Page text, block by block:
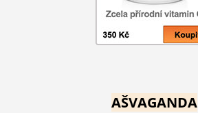
AŠVAGANDA